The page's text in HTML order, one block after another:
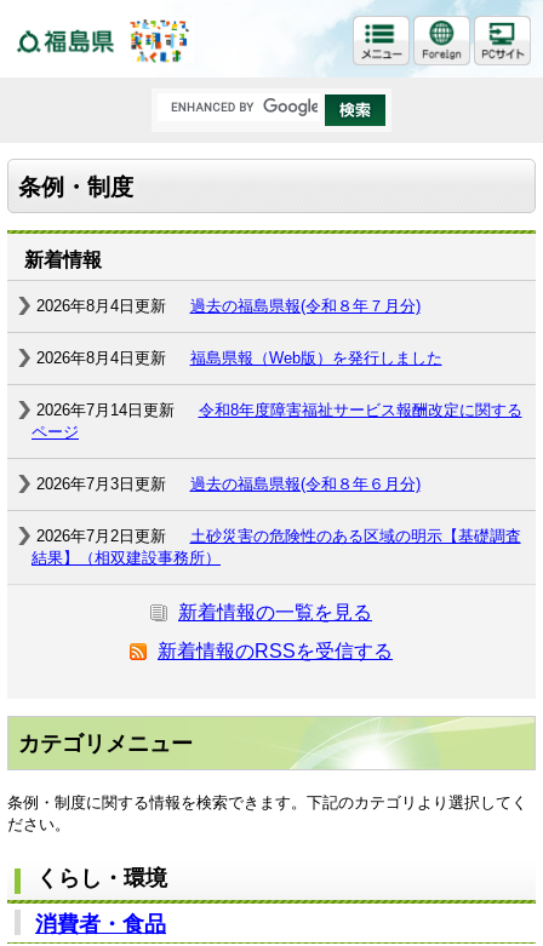
条例・制度
新着情報
2026年8月4日更新 過去の福島県報(令和８年７月分)
2026年8月4日更新 福島県報（Web版）を発行しました
2026年7月14日更新
令和8年度障害福祉サービス報酬改定に関する
ページ
2026年7月3日更新 過去の福島県報(令和８年６月分)
2026年7月2日更新
土砂災害の危険性のある区域の明示【基礎調査
結果】（相双建設事務所）
新着情報の一覧を見る
新着情報のRSSを受信する
カテゴリメニュー
条例・制度に関する情報を検索できます。下記のカテゴリより選択してく
ださい。
くらし・環境
消費者・食品